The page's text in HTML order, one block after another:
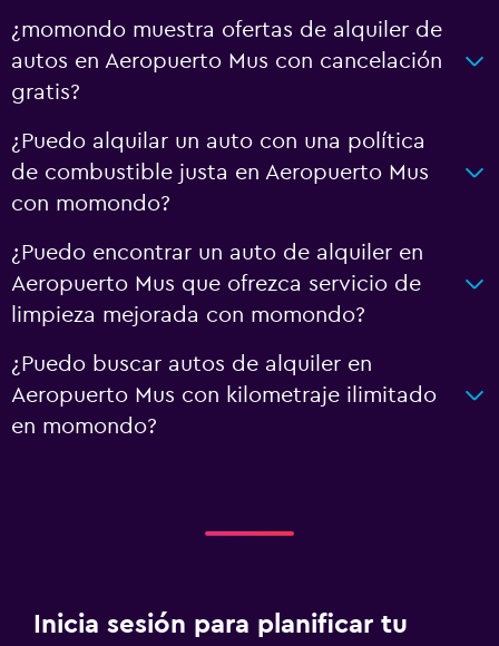
¿momondo muestra ofertas de alquiler de
autos en Aeropuerto Mus con cancelación
gratis?
¿Puedo alquilar un auto con una política
de combustible justa en Aeropuerto Mus
con momondo?
¿Puedo encontrar un auto de alquiler en
Aeropuerto Mus que ofrezca servicio de
limpieza mejorada con momondo?
¿Puedo buscar autos de alquiler en
Aeropuerto Mus con kilometraje ilimitado
en momondo?
Inicia sesión para planificar tu